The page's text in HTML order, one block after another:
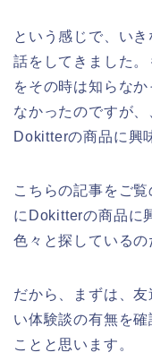
という感じで、い
話をしてきました
をその時は知らな
なかったのですが、
Dokitterの商品に興
こちらの記事をご
にDokitterの商品に
色々と探しているの
だから、まずは、
い体験談の有無を
ことと思います。